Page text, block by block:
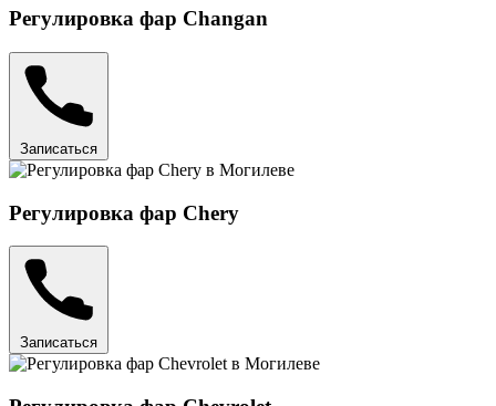
Регулировка фар Changan
Записаться
Регулировка фар Chery
Записаться